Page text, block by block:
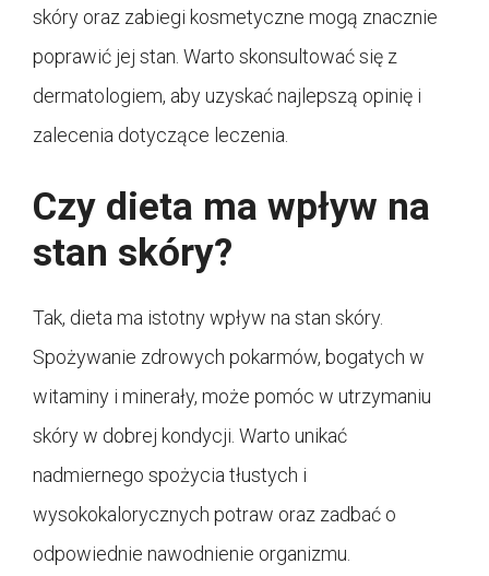
skóry oraz zabiegi kosmetyczne mogą znacznie
poprawić jej stan. Warto skonsultować się z
dermatologiem, aby uzyskać najlepszą opinię i
zalecenia dotyczące leczenia.
Czy dieta ma wpływ na
stan skóry?
Tak, dieta ma istotny wpływ na stan skóry.
Spożywanie zdrowych pokarmów, bogatych w
witaminy i minerały, może pomóc w utrzymaniu
skóry w dobrej kondycji. Warto unikać
nadmiernego spożycia tłustych i
wysokokalorycznych potraw oraz zadbać o
odpowiednie nawodnienie organizmu.